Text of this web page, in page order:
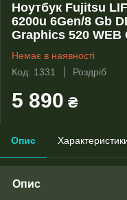
Ноутбук Fujitsu
6200u 6Gen/8 Gb
Graphics 520 WEB
Немає в наявності
Код: 1331
Роздріб
5 890 ₴
Опис
Опис